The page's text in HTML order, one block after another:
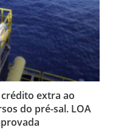
extra ao
do pré-sal. LOA